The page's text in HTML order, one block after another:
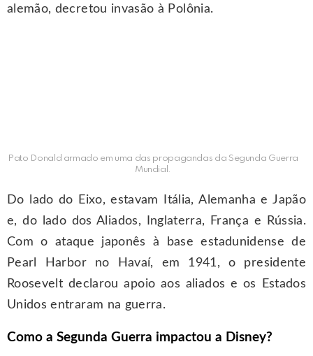
alemão, decretou invasão à Polônia.
Pato Donald armado em uma das propagandas da Segunda Guerra
Mundial.
Do lado do Eixo, estavam Itália, Alemanha e Japão
e, do lado dos Aliados, Inglaterra, França e Rússia.
Com o ataque japonês à base estadunidense de
Pearl Harbor no Havaí, em 1941, o presidente
Roosevelt declarou apoio aos aliados e os Estados
Unidos entraram na guerra.
Como a Segunda Guerra impactou a Disney?